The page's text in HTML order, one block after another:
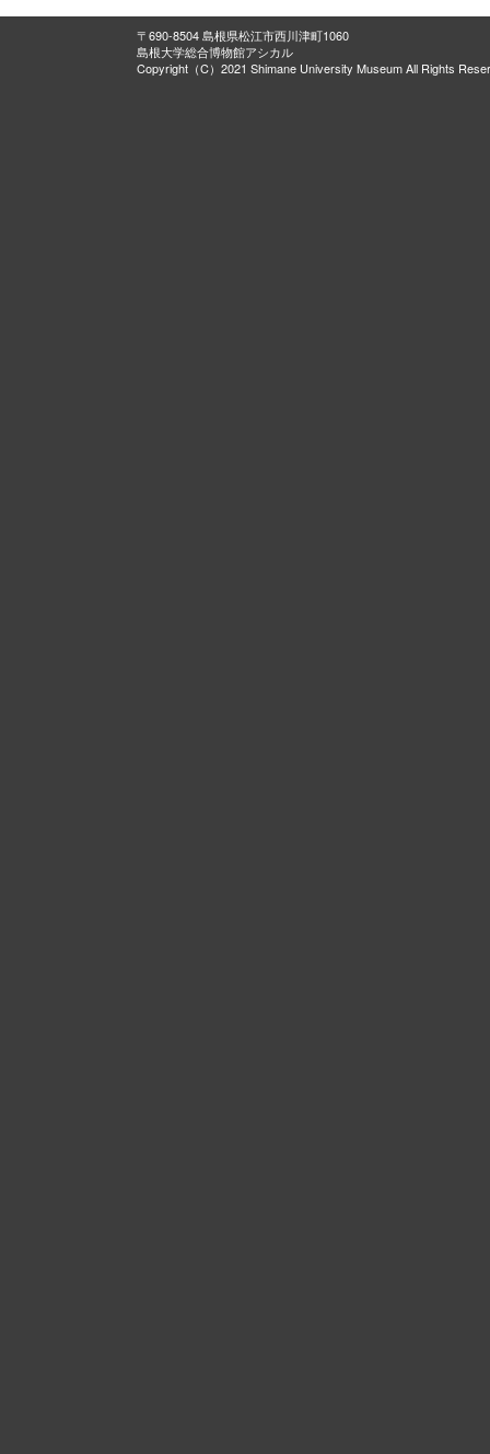
〒690-8504 島根県松江市西川津町1060
島根大学総合博物館アシカル
Copyright（C）2021 Shimane University Museum All Rights